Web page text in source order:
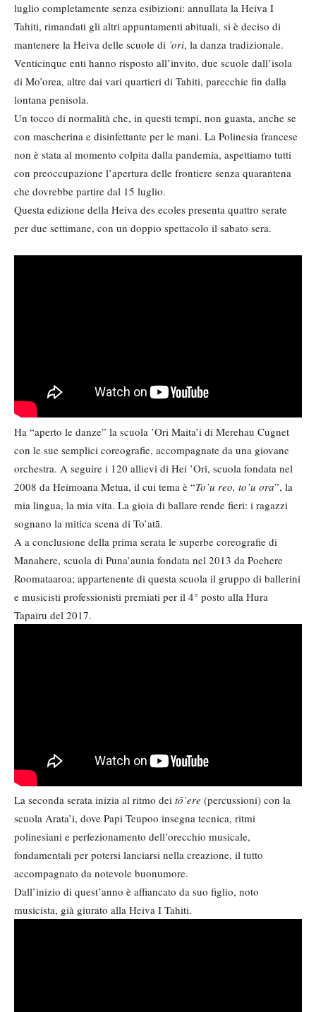
luglio completamente senza esibizioni: annullata la Heiva I
Tahiti, rimandati gli altri appuntamenti abituali, si è deciso di
mantenere la Heiva delle scuole di ’ori, la danza tradizionale.
Venticinque enti hanno risposto all’invito, due scuole dall’isola
di Mo’orea, altre dai vari quartieri di Tahiti, parecchie fin dalla
lontana penisola.
Un tocco di normalità che, in questi tempi, non guasta, anche se
con mascherina e disinfettante per le mani. La Polinesia francese
non è stata al momento colpita dalla pandemia, aspettiamo tutti
con preoccupazione l’apertura delle frontiere senza quarantena
che dovrebbe partire dal 15 luglio.
Questa edizione della Heiva des ecoles presenta quattro serate
per due settimane, con un doppio spettacolo il sabato sera.
Ha “aperto le danze” la scuola ’Ori Maita’i di Merehau Cugnet
con le sue semplici coreografie, accompagnate da una giovane
orchestra. A seguire i 120 allievi di Hei ’Ori, scuola fondata nel
2008 da Heimoana Metua, il cui tema è “To’u reo, to’u ora”, la
mia lingua, la mia vita. La gioia di ballare rende fieri: i ragazzi
sognano la mitica scena di To’atā.
A a conclusione della prima serata le superbe coreografie di
Manahere, scuola di Puna’aunia fondata nel 2013 da Poehere
Roomataaroa; appartenente di questa scuola il gruppo di ballerini
e musicisti professionisti premiati per il 4° posto alla Hura
Tapairu del 2017.
La seconda serata inizia al ritmo dei tō’ere (percussioni) con la
scuola Arata’i, dove Papi Teupoo insegna tecnica, ritmi
polinesiani e perfezionamento dell’orecchio musicale,
fondamentali per potersi lanciarsi nella creazione, il tutto
accompagnato da notevole buonumore.
Dall’inizio di quest’anno è affiancato da suo figlio, noto
musicista, già giurato alla Heiva I Tahiti.